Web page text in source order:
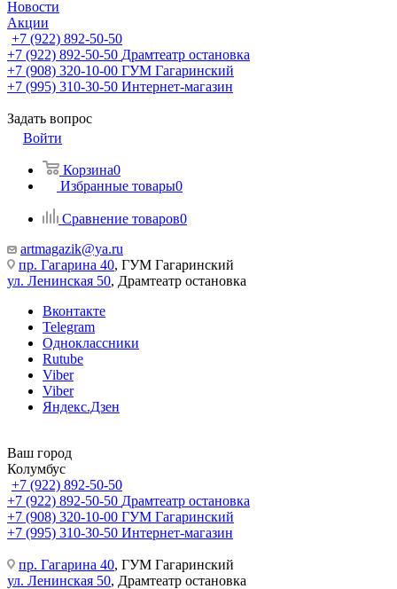
Новости
Акции
+7 (922) 892-50-50
+7 (922) 892-50-50 Драмтеатр остановка
+7 (908) 320-10-00 ГУМ Гагаринский
+7 (995) 310-30-50 Интернет-магазин
Задать вопрос
Войти
Корзина0
Избранные товары0
Сравнение товаров0
artmagazik@ya.ru
пр. Гагарина 40, ГУМ Гагаринский
ул. Ленинская 50, Драмтеатр остановка
Вконтакте
Telegram
Одноклассники
Rutube
Viber
Viber
Яндекс.Дзен
Ваш город
Колумбус
+7 (922) 892-50-50
+7 (922) 892-50-50 Драмтеатр остановка
+7 (908) 320-10-00 ГУМ Гагаринский
+7 (995) 310-30-50 Интернет-магазин
пр. Гагарина 40, ГУМ Гагаринский
ул. Ленинская 50, Драмтеатр остановка